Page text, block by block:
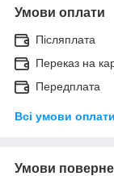
Умови оплати
Післяплата
Переказ на
Передплата
Всі умови оплати
Умови